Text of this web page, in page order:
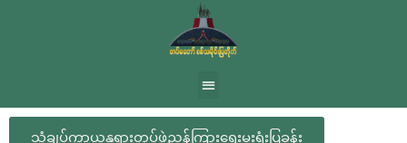
သံချပ်ကာယန္တရားတပ်ဖွဲ့ညွှန်ကြားရေးမှူးရုံးပြခန်း